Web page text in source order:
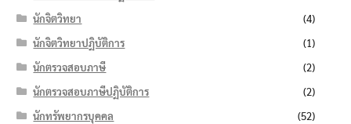
นักจิตวิทยา
(4)
นักจิตวิทยาปฏิบัติการ
(1)
นักตรวจสอบภาษี
(2)
นักตรวจสอบภาษีปฏิบัติการ
(2)
นักทรัพยากรบุคคล
(52)